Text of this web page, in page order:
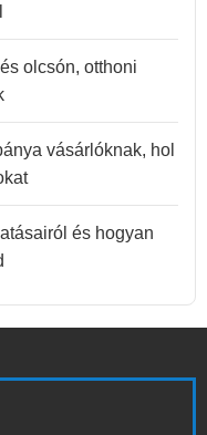
olcsón, otthoni
vásárlóknak, hol
és hogyan